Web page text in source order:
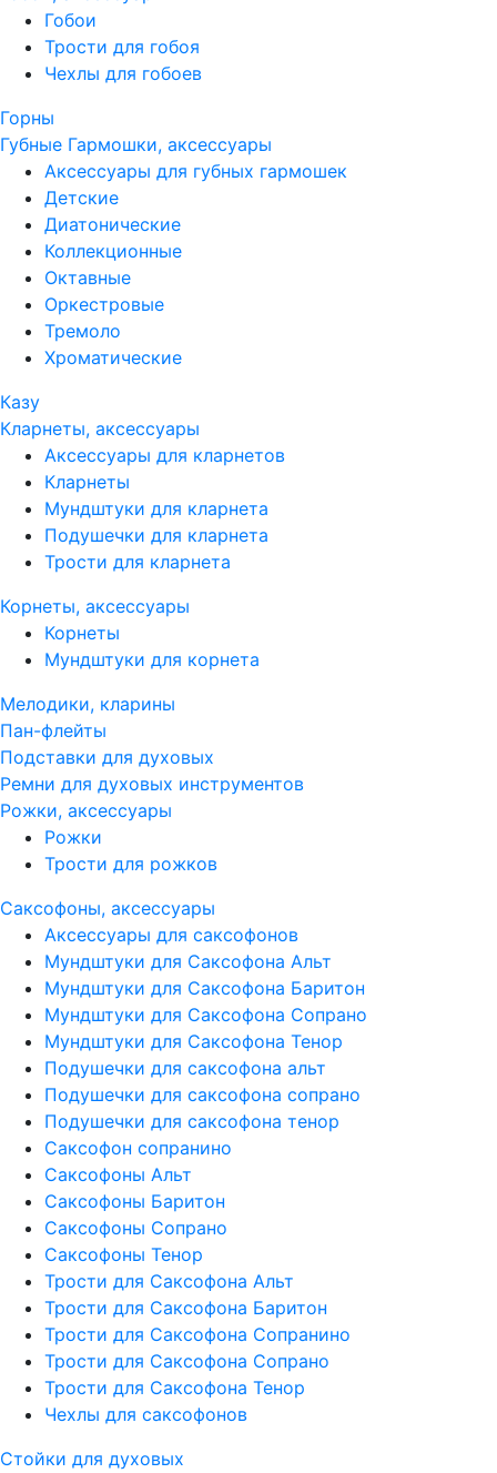
Гобои
Трости для гобоя
Чехлы для гобоев
Горны
Губные Гармошки, аксессуары
Аксессуары для губных гармошек
Детские
Диатонические
Коллекционные
Октавные
Оркестровые
Тремоло
Хроматические
Казу
Кларнеты, аксессуары
Аксессуары для кларнетов
Кларнеты
Мундштуки для кларнета
Подушечки для кларнета
Трости для кларнета
Корнеты, аксессуары
Корнеты
Мундштуки для корнета
Мелодики, кларины
Пан-флейты
Подставки для духовых
Ремни для духовых инструментов
Рожки, аксессуары
Рожки
Трости для рожков
Саксофоны, аксессуары
Аксессуары для саксофонов
Мундштуки для Саксофона Альт
Мундштуки для Саксофона Баритон
Мундштуки для Саксофона Сопрано
Мундштуки для Саксофона Тенор
Подушечки для саксофона альт
Подушечки для саксофона сопрано
Подушечки для саксофона тенор
Саксофон сопранино
Саксофоны Альт
Саксофоны Баритон
Саксофоны Сопрано
Саксофоны Тенор
Трости для Саксофона Альт
Трости для Саксофона Баритон
Трости для Саксофона Сопранино
Трости для Саксофона Сопрано
Трости для Саксофона Тенор
Чехлы для саксофонов
Стойки для духовых